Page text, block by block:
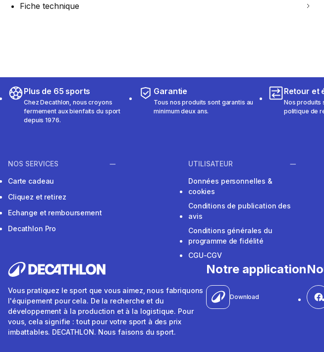
Fiche technique
Plus de 65 sports
Chez Decathlon, nous croyons
fermement aux bienfaits du sport
depuis 1976.
Garantie
Tous nos produits sont garantis au
minimum deux ans.
Retour et
Nos produits
politique de
NOS SERVICES
Carte cadeau
Cliquez et retirez
Echange et remboursement
Decathlon Pro
UTILISATEUR
Données personnelles &
cookies
Conditions de publication des
avis
Conditions générales du
programme de fidélité
CGU-CGV
Vous pratiquez le sport que vous aimez, nous fabriquons
l'équipement pour cela. De la recherche et du
développement à la production et à la logistique. Pour
vous, cela signifie : tout pour votre sport à des prix
imbattables. DECATHLON. Nous faisons du sport.
Notre application
Download